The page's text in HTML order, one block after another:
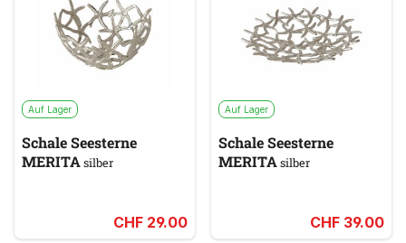
Auf Lager
Schale Seesterne
MERITAsilber
CHF 29.00
Auf Lager
Schale Seesterne
MERITAsilber
CHF 39.00